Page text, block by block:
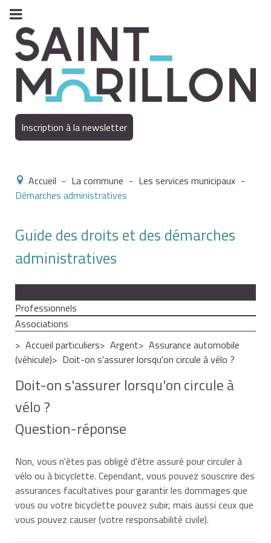
Inscription à la newsletter
Accueil - La commune - Les services municipaux -
Démarches administratives
Guide des droits et des démarches
administratives
Professionnels
Associations
Accueil particuliers
Argent
Assurance automobile
(véhicule)
Doit-on s'assurer lorsqu'on circule à vélo ?
Doit-on s'assurer lorsqu'on circule à
vélo ?
Question-réponse
Non, vous n'êtes pas obligé d'être assuré pour circuler à
vélo ou à bicyclette. Cependant, vous pouvez souscrire des
assurances facultatives pour garantir les dommages que
vous ou votre bicyclette pouvez subir, mais aussi ceux que
vous pouvez causer (votre responsabilité civile).